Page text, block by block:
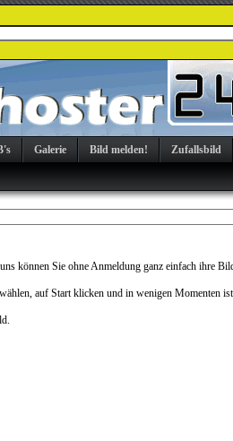
Galerie Bild melden! Zufallsbild
können Sie ohne Anmeldung ganz einfach ihre
auf Start klicken und in wenigen Momenten